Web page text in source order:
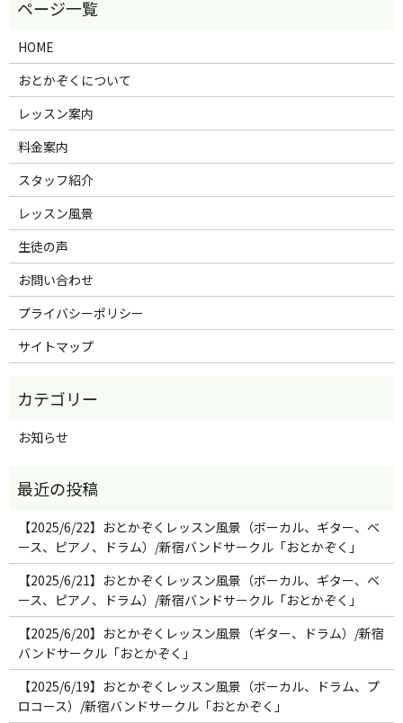
HOME
おとかぞくについて
レッスン案内
料金案内
スタッフ紹介
レッスン風景
生徒の声
お問い合わせ
プライバシーポリシー
サイトマップ
お知らせ
【2025/6/22】おとかぞくレッスン風景（ボーカル、ギター、ベ
ース、ピアノ、ドラム）/新宿バンドサークル「おとかぞく」
【2025/6/21】おとかぞくレッスン風景（ボーカル、ギター、ベ
ース、ピアノ、ドラム）/新宿バンドサークル「おとかぞく」
【2025/6/20】おとかぞくレッスン風景（ギター、ドラム）/新宿
バンドサークル「おとかぞく」
【2025/6/19】おとかぞくレッスン風景（ボーカル、ドラム、プ
ロコース）/新宿バンドサークル「おとかぞく」